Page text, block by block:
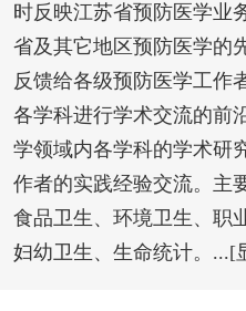
时反映江苏省预防医学业
省及其它地区预防医学的
反馈给各级预防医学工作
各学科进行学术交流的前
学领域内各学科的学术研
作者的实践经验交流。主
食品卫生、环境卫生、职
妇幼卫生、生命统计。...[